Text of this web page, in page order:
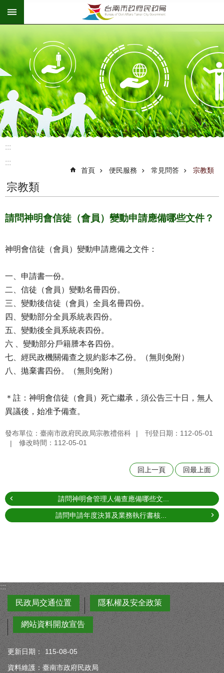
跳到主要內容區塊
:::
:::
首頁 便民服務 常見問答 宗教類
宗教類
請問神明會信徒（會員）變動申請應備哪些文件？
神明會信徒（會員）變動申請應備之文件：
一、申請書一份。
二、信徒（會員）變動名冊四份。
三、變動後信徒（會員）全員名冊四份。
四、變動部分全員系統表四份。
五、變動後全員系統表四份。
六 、變動部分戶籍謄本各四份。
七、經民政機關備查之規約影本乙份。（無則免附）
八、拋棄書四份。（無則免附）
＊註：神明會信徒（會員）死亡繼承，須公告三十日，無人
異議後，始准予備查。
發布單位：臺南市政府民政局宗教禮俗科
刊登日期：112-05-01
修改時間：112-05-01
回上一頁 回最上面
請問神明會管理人備查應備哪些文...
請問申請年度決算及業務執行書核...
:::
民政局交通位置
隱私權及安全政策
網站資料開放宣告
更新日期：
115-08-05
資料維護：臺南市政府民政局